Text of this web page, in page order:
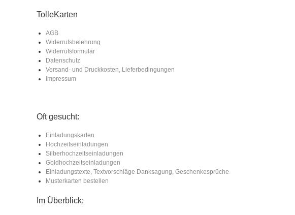
TolleKarten
AGB
Widerrufsbelehrung
Widerrufsformular
Datenschutz
Versand- und Druckkosten, Lieferbedingungen
Impressum
Oft gesucht:
Einladungskarten
Hochzeitseinladungen
Silberhochzeitseinladungen
Goldhochzeitseinladungen
Einladungstexte, Textvorschläge Danksagung, Geschenkesprüche
Musterkarten bestellen
Im Überblick: